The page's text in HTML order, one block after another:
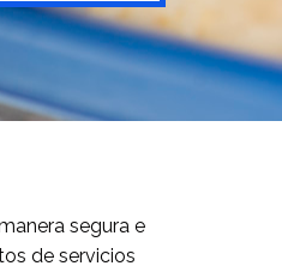
segura e
de servicios